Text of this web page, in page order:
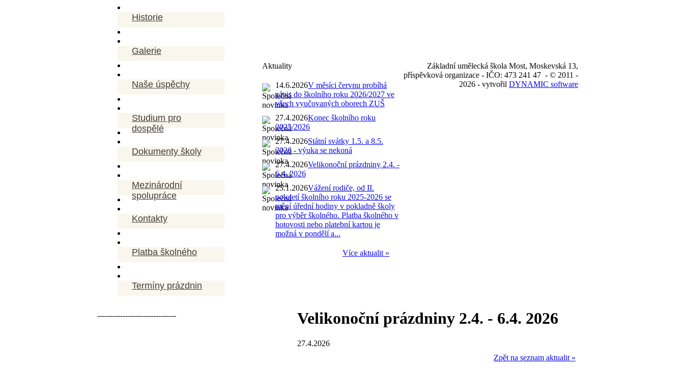
Historie
Galerie
Naše úspěchy
Studium pro
dospělé
Dokumenty školy
Mezinárodní
spolupráce
Kontakty
Platba školného
Termíny prázdnin
-------------------------------
Aktuality
14.6.2026V měsíci červnu probíhá
zápis do školního roku 2026/2027 ve
všech vyučovaných oborech ZUŠ
27.4.2026Konec školního roku
2025/2026
27.4.2026Státní svátky 1.5. a 8.5.
2026 - výuka se nekoná
27.4.2026Velikonoční prázdniny 2.4. -
6.4. 2026
25.1.2026Vážení rodiče, od II.
pololetí školního roku 2025-2026 se
mění úřední hodiny v pokladně školy
pro výběr školného. Platba školného v
hotovosti nebo platební kartou je
možná v pondělí a...
Více aktualit »
Velikonoční prázdniny 2.4. - 6.4. 2026
27.4.2026
Zpět na seznam aktualit »
Základní umělecká škola Most, Moskevská 13,
příspěvková organizace - IČO: 473 241 47 - © 2011 -
2026 - vytvořil DYNAMIC software